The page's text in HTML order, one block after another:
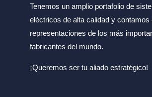
Tenemos un amplio portafolio de
eléctricos de alta calidad y contamos
representaciones de los más
fabricantes del mundo.
¡Queremos ser tu aliado estratégico!